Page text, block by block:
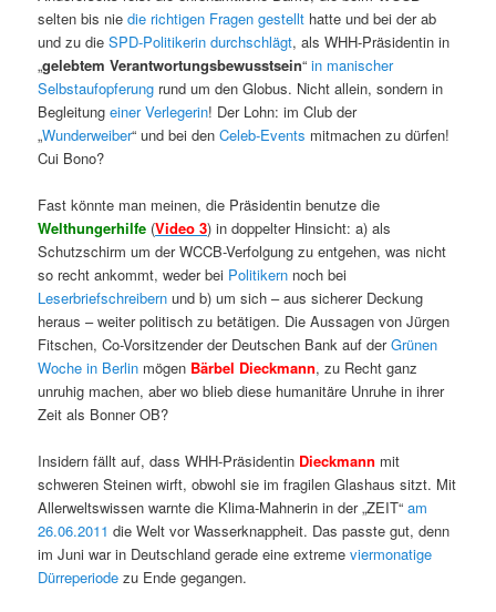
selten bis niedie richtigen Fragen gestellt hatte und bei der ab
und zu dieSPD-Politikerin durchschlägt, als WHH-Präsidentin in
„gelebtem Verantwortungsbewusstsein“in manischer
Selbstaufopferung rund um den Globus. Nicht allein, sondern in
Begleitungeiner Verlegerin! Der Lohn: im Club der
„Wunderweiber“ und bei denCeleb-Events mitmachen zu dürfen!
Cui Bono?
Fast könnte man meinen, die Präsidentin benutze die
Welthungerhilfe (Video 3) in doppelter Hinsicht: a) als
Schutzschirm um der WCCB-Verfolgung zu entgehen, was nicht
so recht ankommt, weder bei Politikern noch bei
Leserbriefschreibern und b) um sich – aus sicherer Deckung
heraus – weiter politisch zu betätigen. Die Aussagen von Jürgen
Fitschen, Co-Vorsitzender der Deutschen Bank auf derGrünen
Woche in Berlin mögen Bärbel Dieckmann, zu Recht ganz
unruhig machen, aber wo blieb diese humanitäre Unruhe in ihrer
Zeit als Bonner OB?
Insidern fällt auf, dass WHH-Präsidentin Dieckmann mit
schweren Steinen wirft, obwohl sie im fragilen Glashaus sitzt. Mit
Allerweltswissen warnte die Klima-Mahnerin in der „ZEIT“am
26.06.2011die Welt vor Wasserknappheit. Das passte gut, denn
im Juni war in Deutschland gerade eine extremeviermonatige
Dürreperiode zu Ende gegangen.